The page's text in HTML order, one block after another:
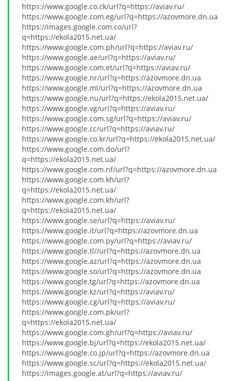
https://www.google.co.ck/url?q=https://aviav.ru/
https://www.google.com.eg/url?q=https://azovmore.dn.ua
https://images.google.com.co/url?
q=https://ekola2015.net.ua/
https://www.google.com.ph/url?q=https://aviav.ru/
https://www.google.ae/url?q=https://aviav.ru/
https://www.google.com.et/url?q=https://aviav.ru/
https://www.google.nr/url?q=https://azovmore.dn.ua
https://www.google.ml/url?q=https://azovmore.dn.ua
https://www.google.nu/url?q=https://ekola2015.net.ua/
https://www.google.vg/url?q=https://aviav.ru/
https://www.google.com.sg/url?q=https://aviav.ru/
https://www.google.cc/url?q=https://aviav.ru/
https://www.google.co.kr/url?q=https://ekola2015.net.ua/
https://www.google.com.do/url?
q=https://ekola2015.net.ua/
https://www.google.com.nf/url?q=https://azovmore.dn.ua
https://www.google.com.kh/url?
q=https://ekola2015.net.ua/
https://www.google.com.kh/url?
q=https://ekola2015.net.ua/
https://www.google.se/url?q=https://aviav.ru/
https://www.google.it/url?q=https://azovmore.dn.ua
https://www.google.com.py/url?q=https://aviav.ru/
https://www.google.tl//url?q=https://azovmore.dn.ua
https://www.google.az/url?q=https://azovmore.dn.ua
https://www.google.so/url?q=https://azovmore.dn.ua
https://www.google.tg/url?q=https://azovmore.dn.ua
https://www.google.kz/url?q=https://aviav.ru/
https://www.google.cg/url?q=https://aviav.ru/
https://www.google.com.pk/url?
q=https://ekola2015.net.ua/
https://www.google.com.gh/url?q=https://aviav.ru/
https://www.google.bj/url?q=https://ekola2015.net.ua/
https://www.google.co.jp/url?q=https://azovmore.dn.ua
https://www.google.sc/url?q=https://ekola2015.net.ua/
https://images.google.at/url?q=https://aviav.ru/